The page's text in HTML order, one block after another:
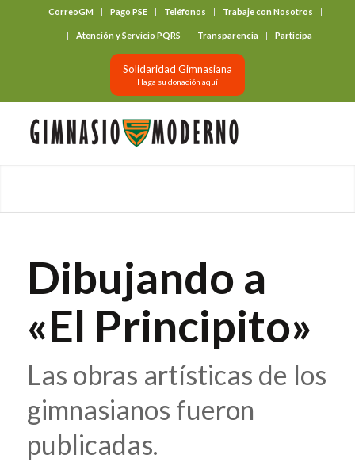
CorreoGM Pago PSE Teléfonos Trabaje con Nosotros
Atención y Servicio PQRS Transparencia Participa
Solidaridad Gimnasiana
Haga su donación aquí
Dibujando a
«El Principito»
Las obras artísticas de los
gimnasianos fueron
publicadas.